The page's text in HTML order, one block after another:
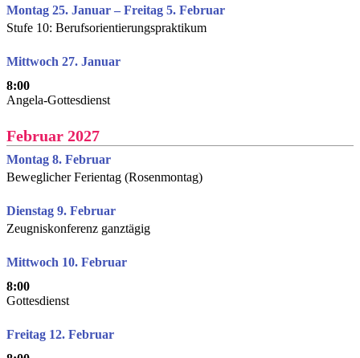
Montag 25. Januar – Freitag 5. Februar
Stufe 10: Berufsorientierungspraktikum
Mittwoch 27. Januar
8:00
Angela-Gottesdienst
Februar 2027
Montag 8. Februar
Beweglicher Ferientag (Rosenmontag)
Dienstag 9. Februar
Zeugniskonferenz ganztägig
Mittwoch 10. Februar
8:00
Gottesdienst
Freitag 12. Februar